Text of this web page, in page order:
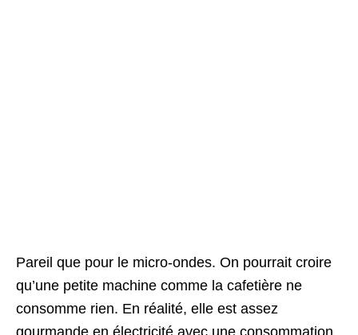
Pareil que pour le micro-ondes. On pourrait croire
qu’une petite machine comme la cafetière ne
consomme rien. En réalité, elle est assez